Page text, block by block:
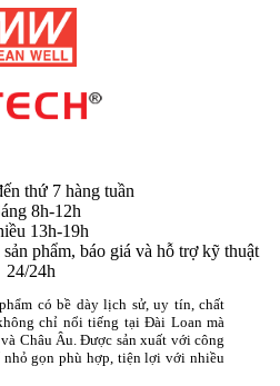
thứ 7 hàng tuần
8h-12h
13h-19h
phẩm, báo giá và hỗ trợ kỹ thuật
24/24h
có bề dày lịch sử, uy tín, chất
chỉ nổi tiếng tại Đài Loan mà
Châu Âu. Được sản xuất với công
gọn phù hợp, tiện lợi với nhiều